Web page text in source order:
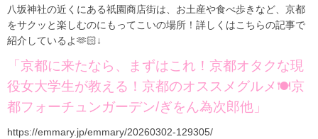
八坂神社の近くにある祇園商店街は、お土産や食べ歩きなど、京都
をサクッと楽しむのにもってこいの場所！詳しくはこちらの記事で
紹介しているよ🫶🏻↓
「京都に来たなら、まずはこれ！京都オタクな現
役女大学生が教える！京都のオススメグルメ🍽️京
都フォーチュンガーデン/ぎをん為次郎他」
https://emmary.jp/emmary/20260302-129305/